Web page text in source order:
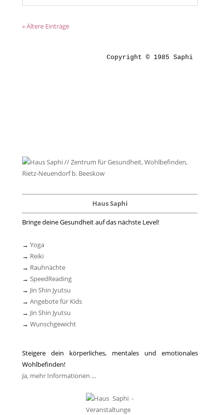
« Ältere Einträge
Copyright © 1985 Saphi
Haus Saphi
Bringe deine Gesundheit auf das nächste Level!
→ Yoga
→ Reiki
→ Rauhnächte
→ SpeedReading
→ Jin Shin Jyutsu
→ Angebote für Kids
→ Jin Shin Jyutsu
→ Wunschgewicht
Steigere dein körperliches, mentales und emotionales
Wohlbefinden!
Ja, mehr Informationen ...